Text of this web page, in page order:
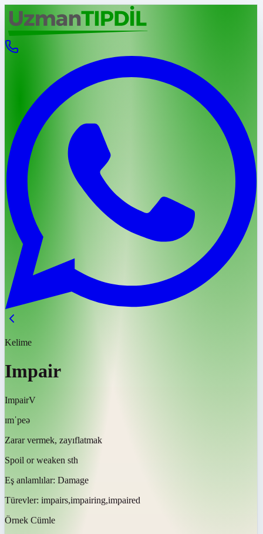
Kelime
Impair
ImpairV
ɪmˈpeə
Zarar vermek, zayıflatmak
Spoil or weaken sth
Eş anlamlılar: Damage
Türevler: impairs,impairing,impaired
Örnek Cümle